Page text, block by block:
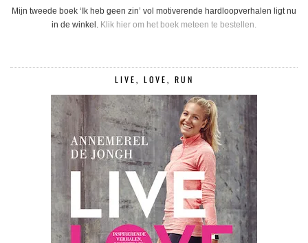
Mijn tweede boek ‘Ik heb geen zin’ vol motiverende hardloopverhalen ligt nu
in de winkel. Klik hier om het boek meteen te bestellen.
LIVE, LOVE, RUN